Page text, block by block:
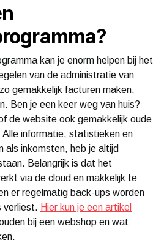
kan je enorm helpen bij het
van de administratie van
gemakkelijk facturen maken,
Ben je een keer weg van huis?
de website ook gemakkelijk oude
Alle informatie, statistieken en
als inkomsten, heb je altijd
Belangrijk is dat het
via de cloud en makkelijk te
er regelmatig back-ups worden
verliest. Hier kun je een artikel
bij een webshop en wat